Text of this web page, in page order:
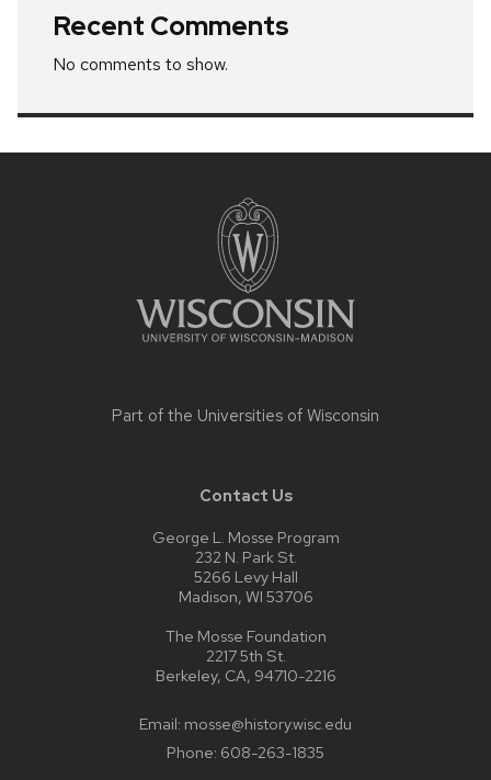
Recent Comments
No comments to show.
Part of the Universities of Wisconsin
Contact Us
George L. Mosse Program
232 N. Park St.
5266 Levy Hall
Madison, WI 53706
The Mosse Foundation
2217 5th St.
Berkeley, CA, 94710-2216
Email: mosse@history.wisc.edu
Phone: 608-263-1835